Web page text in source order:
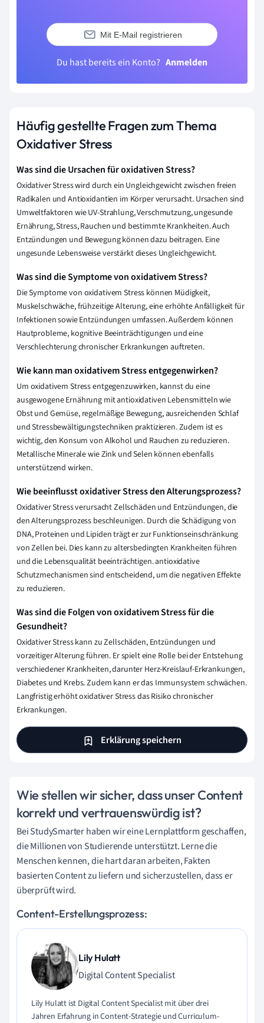
Mit E-Mail registrieren
Du hast bereits ein Konto? Anmelden
Häufig gestellte Fragen zum Thema
Oxidativer Stress
Was sind die Ursachen für oxidativen Stress?
Oxidativer Stress wird durch ein Ungleichgewicht zwischen freien
Radikalen und Antioxidantien im Körper verursacht. Ursachen sind
Umweltfaktoren wie UV-Strahlung, Verschmutzung, ungesunde
Ernährung, Stress, Rauchen und bestimmte Krankheiten. Auch
Entzündungen und Bewegung können dazu beitragen. Eine
ungesunde Lebensweise verstärkt dieses Ungleichgewicht.
Was sind die Symptome von oxidativem Stress?
Die Symptome von oxidativem Stress können Müdigkeit,
Muskelschwäche, frühzeitige Alterung, eine erhöhte Anfälligkeit für
Infektionen sowie Entzündungen umfassen. Außerdem können
Hautprobleme, kognitive Beeinträchtigungen und eine
Verschlechterung chronischer Erkrankungen auftreten.
Wie kann man oxidativem Stress entgegenwirken?
Um oxidativem Stress entgegenzuwirken, kannst du eine
ausgewogene Ernährung mit antioxidativen Lebensmitteln wie
Obst und Gemüse, regelmäßige Bewegung, ausreichenden Schlaf
und Stressbewältigungstechniken praktizieren. Zudem ist es
wichtig, den Konsum von Alkohol und Rauchen zu reduzieren.
Metallische Minerale wie Zink und Selen können ebenfalls
unterstützend wirken.
Wie beeinflusst oxidativer Stress den Alterungsprozess?
Oxidativer Stress verursacht Zellschäden und Entzündungen, die
den Alterungsprozess beschleunigen. Durch die Schädigung von
DNA, Proteinen und Lipiden trägt er zur Funktionseinschränkung
von Zellen bei. Dies kann zu altersbedingten Krankheiten führen
und die Lebensqualität beeinträchtigen. antioxidative
Schutzmechanismen sind entscheidend, um die negativen Effekte
zu reduzieren.
Was sind die Folgen von oxidativem Stress für die
Gesundheit?
Oxidativer Stress kann zu Zellschäden, Entzündungen und
vorzeitiger Alterung führen. Er spielt eine Rolle bei der Entstehung
verschiedener Krankheiten, darunter Herz-Kreislauf-Erkrankungen,
Diabetes und Krebs. Zudem kann er das Immunsystem schwächen.
Langfristig erhöht oxidativer Stress das Risiko chronischer
Erkrankungen.
Erklärung speichern
Wie stellen wir sicher, dass unser Content
korrekt und vertrauenswürdig ist?
Bei StudySmarter haben wir eine Lernplattform geschaffen,
die Millionen von Studierende unterstützt. Lerne die
Menschen kennen, die hart daran arbeiten, Fakten
basierten Content zu liefern und sicherzustellen, dass er
überprüft wird.
Content-Erstellungsprozess:
Lily Hulatt
Digital Content Specialist
Lily Hulatt ist Digital Content Specialist mit über drei
Jahren Erfahrung in Content-Strategie und Curriculum-